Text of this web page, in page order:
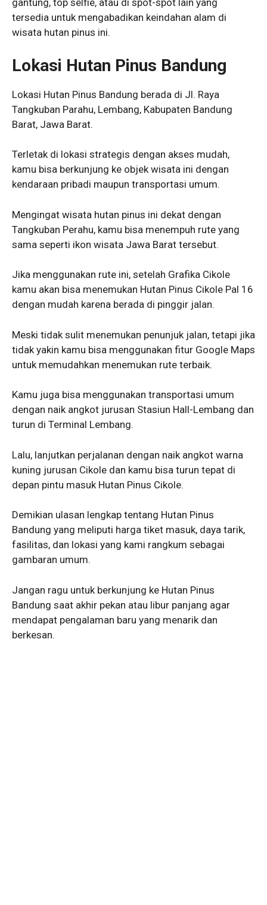
gantung, top selfie, atau di spot-spot lain yang
tersedia untuk mengabadikan keindahan alam di
wisata hutan pinus ini.
Lokasi Hutan Pinus Bandung
Lokasi Hutan Pinus Bandung berada di Jl. Raya
Tangkuban Parahu, Lembang, Kabupaten Bandung
Barat, Jawa Barat.
Terletak di lokasi strategis dengan akses mudah,
kamu bisa berkunjung ke objek wisata ini dengan
kendaraan pribadi maupun transportasi umum.
Mengingat wisata hutan pinus ini dekat dengan
Tangkuban Perahu, kamu bisa menempuh rute yang
sama seperti ikon wisata Jawa Barat tersebut.
Jika menggunakan rute ini, setelah Grafika Cikole
kamu akan bisa menemukan Hutan Pinus Cikole Pal 16
dengan mudah karena berada di pinggir jalan.
Meski tidak sulit menemukan penunjuk jalan, tetapi jika
tidak yakin kamu bisa menggunakan fitur Google Maps
untuk memudahkan menemukan rute terbaik.
Kamu juga bisa menggunakan transportasi umum
dengan naik angkot jurusan Stasiun Hall-Lembang dan
turun di Terminal Lembang.
Lalu, lanjutkan perjalanan dengan naik angkot warna
kuning jurusan Cikole dan kamu bisa turun tepat di
depan pintu masuk Hutan Pinus Cikole.
Demikian ulasan lengkap tentang Hutan Pinus
Bandung yang meliputi harga tiket masuk, daya tarik,
fasilitas, dan lokasi yang kami rangkum sebagai
gambaran umum.
Jangan ragu untuk berkunjung ke Hutan Pinus
Bandung saat akhir pekan atau libur panjang agar
mendapat pengalaman baru yang menarik dan
berkesan.